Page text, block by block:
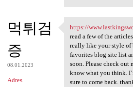
먹튀검
증
08.01.2023
Adres
https://
https://
read a few of the
really like your style of
favorites blog site list
soon. Please check out
know what you think.
sure to come back.